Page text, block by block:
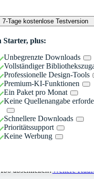
7-Tage kostenlose Testversion
Starter, plus:
Unbegrenzte Downloads
Vollständiger
Professionelle Design-Tools
Premium-KI-Funktionen
Ein Paket pro Monat
Keine Quellenangabe
Schnellere Downloads
Prioritätssupport
Keine Werbung
abschließen?Weitere